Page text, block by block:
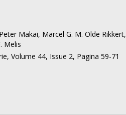
Peter Makai, Marcel G. M. Olde Rikkert,
Melis
Volume 44, Issue 2, Pagina 59-71